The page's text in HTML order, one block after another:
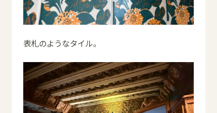
表札のようなタイル。